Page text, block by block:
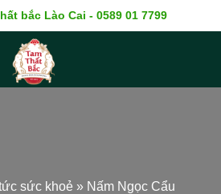
bắc Lào Cai - 0589 01 7799
sức khoẻ » Nấm Ngọc Cẩu